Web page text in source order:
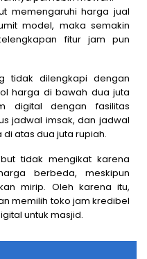
memengaruhi harga jual
model, maka semakin
fitur jam pun
tidak dilengkapi dengan
harga di bawah dua juta
digital dengan fasilitas
jadwal imsak, dan jadwal
atas dua juta rupiah.
tidak mengikat karena
berbeda, meskipun
mirip. Oleh karena itu,
memilih toko jam kredibel
untuk masjid.